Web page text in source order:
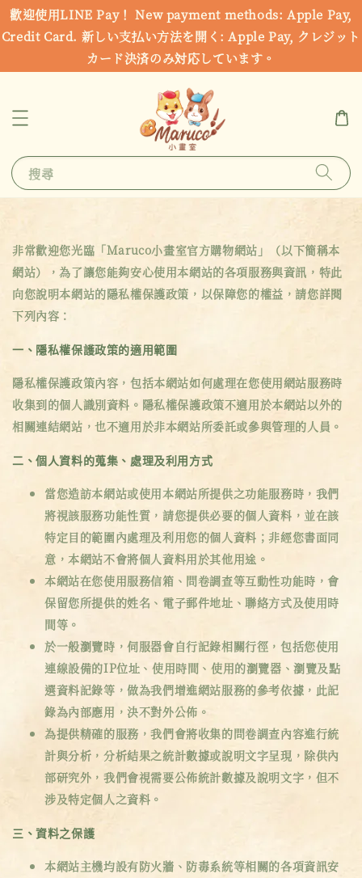
歡迎使用LINE Pay！ New payment methods: Apple Pay,
Credit Card. 新しい支払い方法を開く: Apple Pay, クレジット
カード決済のみ対応しています。
搜尋
非常歡迎您光臨「Maruco小畫室官方購物網站」（以下簡稱本
網站），為了讓您能夠安心使用本網站的各項服務與資訊，特此
向您說明本網站的隱私權保護政策，以保障您的權益，請您詳閱
下列內容：
一、隱私權保護政策的適用範圍
隱私權保護政策內容，包括本網站如何處理在您使用網站服務時
收集到的個人識別資料。隱私權保護政策不適用於本網站以外的
相關連結網站，也不適用於非本網站所委託或參與管理的人員。
二、個人資料的蒐集、處理及利用方式
當您造訪本網站或使用本網站所提供之功能服務時，我們
將視該服務功能性質，請您提供必要的個人資料，並在該
特定目的範圍內處理及利用您的個人資料；非經您書面同
意，本網站不會將個人資料用於其他用途。
本網站在您使用服務信箱、問卷調查等互動性功能時，會
保留您所提供的姓名、電子郵件地址、聯絡方式及使用時
間等。
於一般瀏覽時，伺服器會自行記錄相關行徑，包括您使用
連線設備的IP位址、使用時間、使用的瀏覽器、瀏覽及點
選資料記錄等，做為我們增進網站服務的參考依據，此記
錄為內部應用，決不對外公佈。
為提供精確的服務，我們會將收集的問卷調查內容進行統
計與分析，分析結果之統計數據或說明文字呈現，除供內
部研究外，我們會視需要公佈統計數據及說明文字，但不
涉及特定個人之資料。
三、資料之保護
本網站主機均設有防火牆、防毒系統等相關的各項資訊安